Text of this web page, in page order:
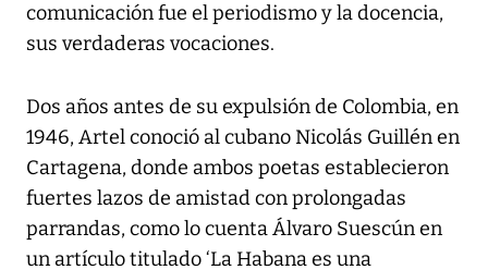
comunicación fue el periodismo y la docencia,
sus verdaderas vocaciones.
Dos años antes de su expulsión de Colombia, en
1946, Artel conoció al cubano Nicolás Guillén en
Cartagena, donde ambos poetas establecieron
fuertes lazos de amistad con prolongadas
parrandas, como lo cuenta Álvaro Suescún en
un artículo titulado ‘La Habana es una